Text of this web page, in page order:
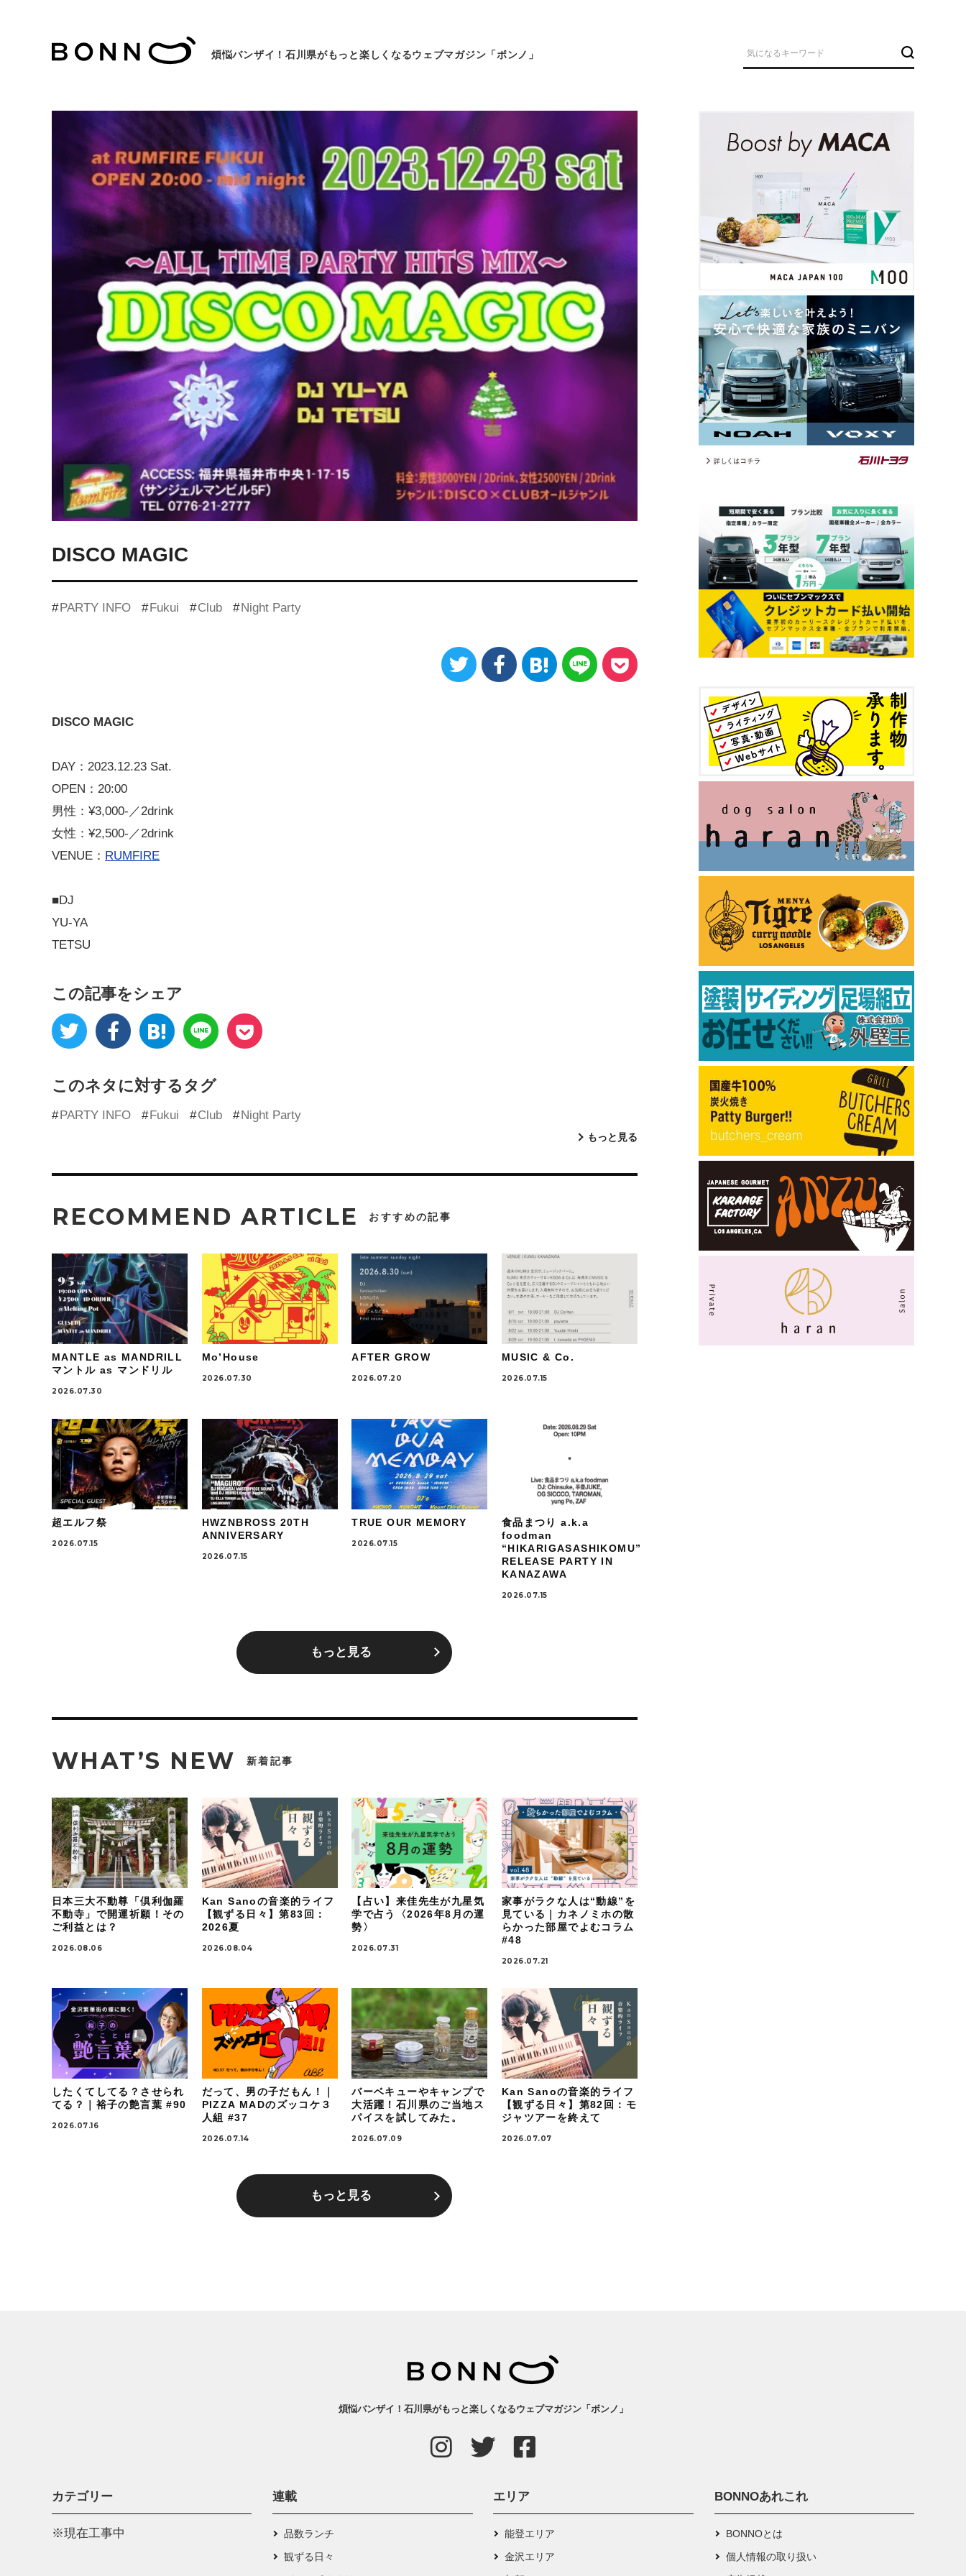
煩悩バンザイ！石川県がもっと楽しくなるウェブマガジン「ボンノ」
DISCO MAGIC
PARTY INFO Fukui Club Night Party
DISCO MAGIC
DAY：2023.12.23 Sat.
OPEN：20:00
男性：¥3,000-／2drink
女性：¥2,500-／2drink
VENUE： RUMFIRE
■DJ
YU-YA
TETSU
この記事をシェア
このネタに対するタグ
PARTY INFO Fukui Club Night Party
もっと見る
RECOMMEND ARTICLE おすすめの記事
MANTLE as MANDRILL
マントル as マンドリル
2026.07.30
Mo’House
2026.07.30
AFTER GROW
2026.07.20
MUSIC & Co.
2026.07.15
超エルフ祭
2026.07.15
HWZNBROSS 20TH
ANNIVERSARY
2026.07.15
TRUE OUR MEMORY
2026.07.15
食品まつり a.k.a
foodman
“HIKARIGASASHIKOMU”
RELEASE PARTY IN
KANAZAWA
2026.07.15
もっと見る
WHAT’S NEW 新着記事
日本三大不動尊「倶利伽羅
不動寺」で開運祈願！その
ご利益とは？
2026.08.06
Kan Sanoの音楽的ライフ
【観ずる日々】第83回：
2026夏
2026.08.04
【占い】来佳先生が九星気
学で占う〈2026年8月の運
勢〉
2026.07.31
家事がラクな人は“動線”を
見ている｜カネノミホの散
らかった部屋でよむコラム
#48
2026.07.21
したくてしてる？させられ
てる？｜裕子の艶言葉 #90
2026.07.16
だって、男の子だもん！｜
PIZZA MADのズッコケ３
人組 #37
2026.07.14
バーベキューやキャンプで
大活躍！石川県のご当地ス
パイスを試してみた。
2026.07.09
Kan Sanoの音楽的ライフ
【観ずる日々】第82回：モ
ジャツアーを終えて
2026.07.07
もっと見る
煩悩バンザイ！石川県がもっと楽しくなるウェブマガジン「ボンノ」
カテゴリー
※現在工事中
連載
品数ランチ
観ずる日々
エリア
能登エリア
金沢エリア
BONNOあれこれ
BONNOとは
個人情報の取り扱い